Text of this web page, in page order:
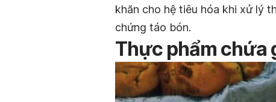
khăn cho hệ tiêu hóa khi xử lý
chứng táo bón.
Thực phẩm chứa